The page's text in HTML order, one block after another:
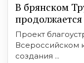
В брянском
продолжается
Проект
Всероссийском
создания ...